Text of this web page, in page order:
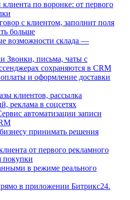
по воронке: от первого
с клиентом, заполнит поля
больше
возможности склада —
Звонки, письма, чаты с
сохраняются в CRM
и оформление доставки
клиентов, рассылка
реклама в соцсетях
автоматизации записи
принимать решения
от первого рекламного
покупки
в режиме реального
в приложении Битрикс24.